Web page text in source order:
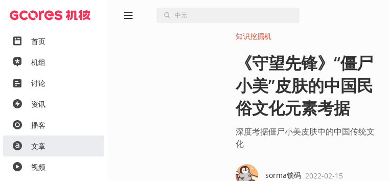
首页
机组
讨论
资讯
播客
文章
视频
知识挖掘机
《守望先锋》“僵尸
小美”皮肤的中国民
俗文化元素考据
深度考据僵尸小美皮肤中的中国传统文
化
sorma锁码 2022-02-15